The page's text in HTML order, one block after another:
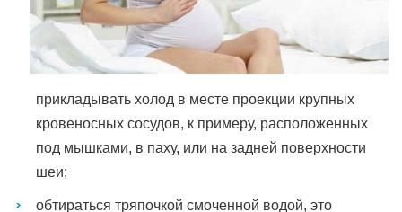
прикладывать холод в месте проекции крупных
кровеносных сосудов, к примеру, расположенных
под мышками, в паху, или на задней поверхности
шеи;
обтираться тряпочкой смоченной водой, это